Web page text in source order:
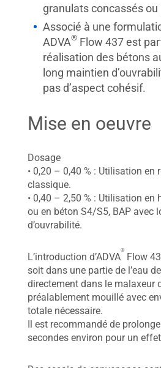
granulats concassés ou
Associé à une
ADVA® Flow 437 est
réalisation des bétons
long maintien
pas d’aspect cohésif.
Mise en oeuvre
Dosage
• 0,20 – 0,40 % : Utilisation en
classique.
• 0,40 – 2,50 % : Utilisation en
ou en béton S4/S5, BAP avec
d’ouvrabilité.
L’introduction d’ADVA
®
Flow
soit dans une partie de l’eau
directement dans le malaxeur
préalablement mouillé avec
totale nécessaire.
Il est recommandé de
secondes environ pour un